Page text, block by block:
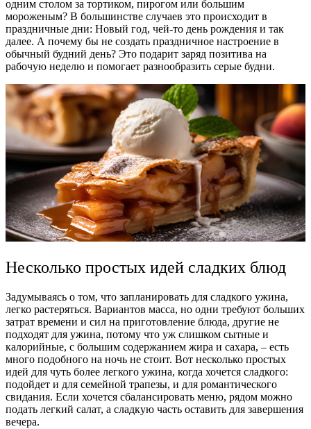
одним столом за тортиком, пирогом или большим
мороженым? В большинстве случаев это происходит в
праздничные дни: Новый год, чей-то день рождения и так
далее. А почему бы не создать праздничное настроение в
обычный будний день? Это подарит заряд позитива на
рабочую неделю и помогает разнообразить серые будни.
Несколько простых идей сладких блюд
Задумываясь о том, что запланировать для сладкого ужина,
легко растеряться. Вариантов масса, но одни требуют больших
затрат времени и сил на приготовление блюда, другие не
подходят для ужина, потому что уж слишком сытные и
калорийные, с большим содержанием жира и сахара, – есть
много подобного на ночь не стоит. Вот несколько простых
идей для чуть более легкого ужина, когда хочется сладкого:
подойдет и для семейной трапезы, и для романтического
свидания. Если хочется сбалансировать меню, рядом можно
подать легкий салат, а сладкую часть оставить для завершения
вечера.